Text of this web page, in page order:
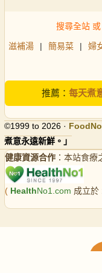
搜尋全站
滋補湯 | 簡易菜 | 婦
推薦： 每天煮
©1999 to 2026 ·
煮意永遠新鮮。」
健康資源合作 ：本站食
( HealthNo1.com 成立於